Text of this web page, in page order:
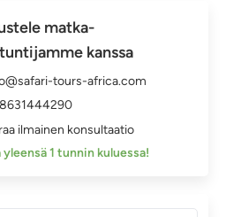
matka-
kanssa
tours-africa.com
ilmainen konsultaatio
yleensä 1 tunnin kuluessa!